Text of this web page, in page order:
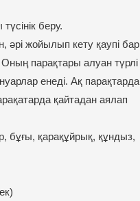
беру.
әрі жойылып кету қаупі бар
парақтары алуан түрлі
енеді. Ақ парақтарда
қайтадан аялап
бұғы, қарақұйрық, құндыз,